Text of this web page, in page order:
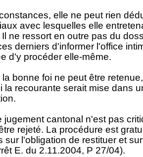
elle ne peut rien
avec lesquelles elle
ne ressort en outre pas du
derniers d'informer l'office
d'y procéder elle-même.
bonne foi ne peut être
la recourante serait mise dans
jugement cantonal n'est pas
rejeté. La procédure est
sur l'obligation de restituer et
E. du 2.11.2004, P 27/04).